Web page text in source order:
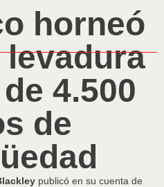
horneó
4.500
de
publicó en su cuenta de